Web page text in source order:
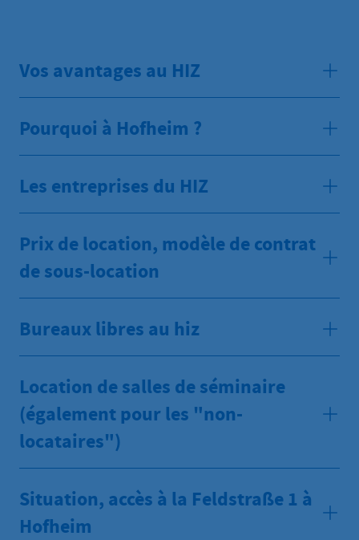
Vos avantages au HIZ
Pourquoi à Hofheim ?
Les entreprises du HIZ
Prix de location, modèle de contrat
de sous-location
Bureaux libres au hiz
Location de salles de séminaire
(également pour les "non-
locataires")
Situation, accès à la Feldstraße 1 à
Hofheim